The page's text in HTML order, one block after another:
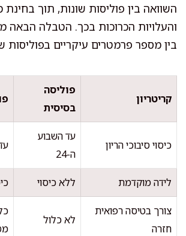
השוואה בין פוליסות שונות, תוך בחינת
והעלויות הכרוכות בכך. הטבלה הבאה
בין מספר פרמטרים עיקריים בפוליסות
קריטריון
פוליסה
בסיסית
כיסוי סיבוכי הריון
עד השבוע
ה-24
לידה מוקדמת ללא כיסוי
צורך בטיסה רפואית
חזרה
לא כלול